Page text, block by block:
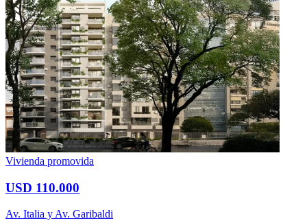
Vivienda promovida
USD 110.000
Av. Italia y Av. Garibaldi